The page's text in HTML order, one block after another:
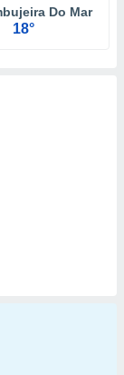
Do Mar
18°